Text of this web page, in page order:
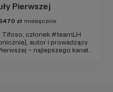
Pierwszej
zł miesięcznie
Tifoso, członek #teamLH
autor i prowadzący
– najlepszego kanału